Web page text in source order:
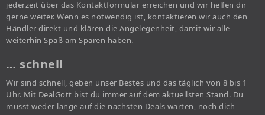
jederzeit über das Kontaktformular erreichen und wir helfen dir
gerne weiter. Wenn es notwendig ist, kontaktieren wir auch den
Händler direkt und klären die Angelegenheit, damit wir alle
weiterhin Spaß am Sparen haben.
… schnell
Wir sind schnell, geben unser Bestes und das täglich von 8 bis 1
Uhr. Mit DealGott bist du immer auf dem aktuellsten Stand. Du
musst weder lange auf die nächsten Deals warten, noch dich